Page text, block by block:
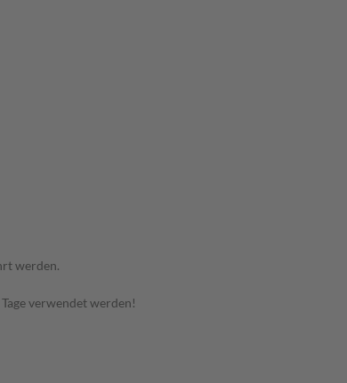
werden.
verwendet werden!